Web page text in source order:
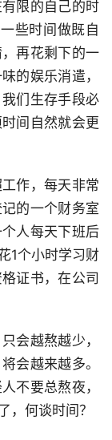
限的自己的时
些时间做既自
再花剩下的一
的娱乐消遣，
们生存手段必
间自然就会更
作，每天非常
的一个财务室
人每天下班后
1个小时学习财
证书，在公司
会越熬越少，
会越来越多。
不要总熬夜，
，何谈时间？